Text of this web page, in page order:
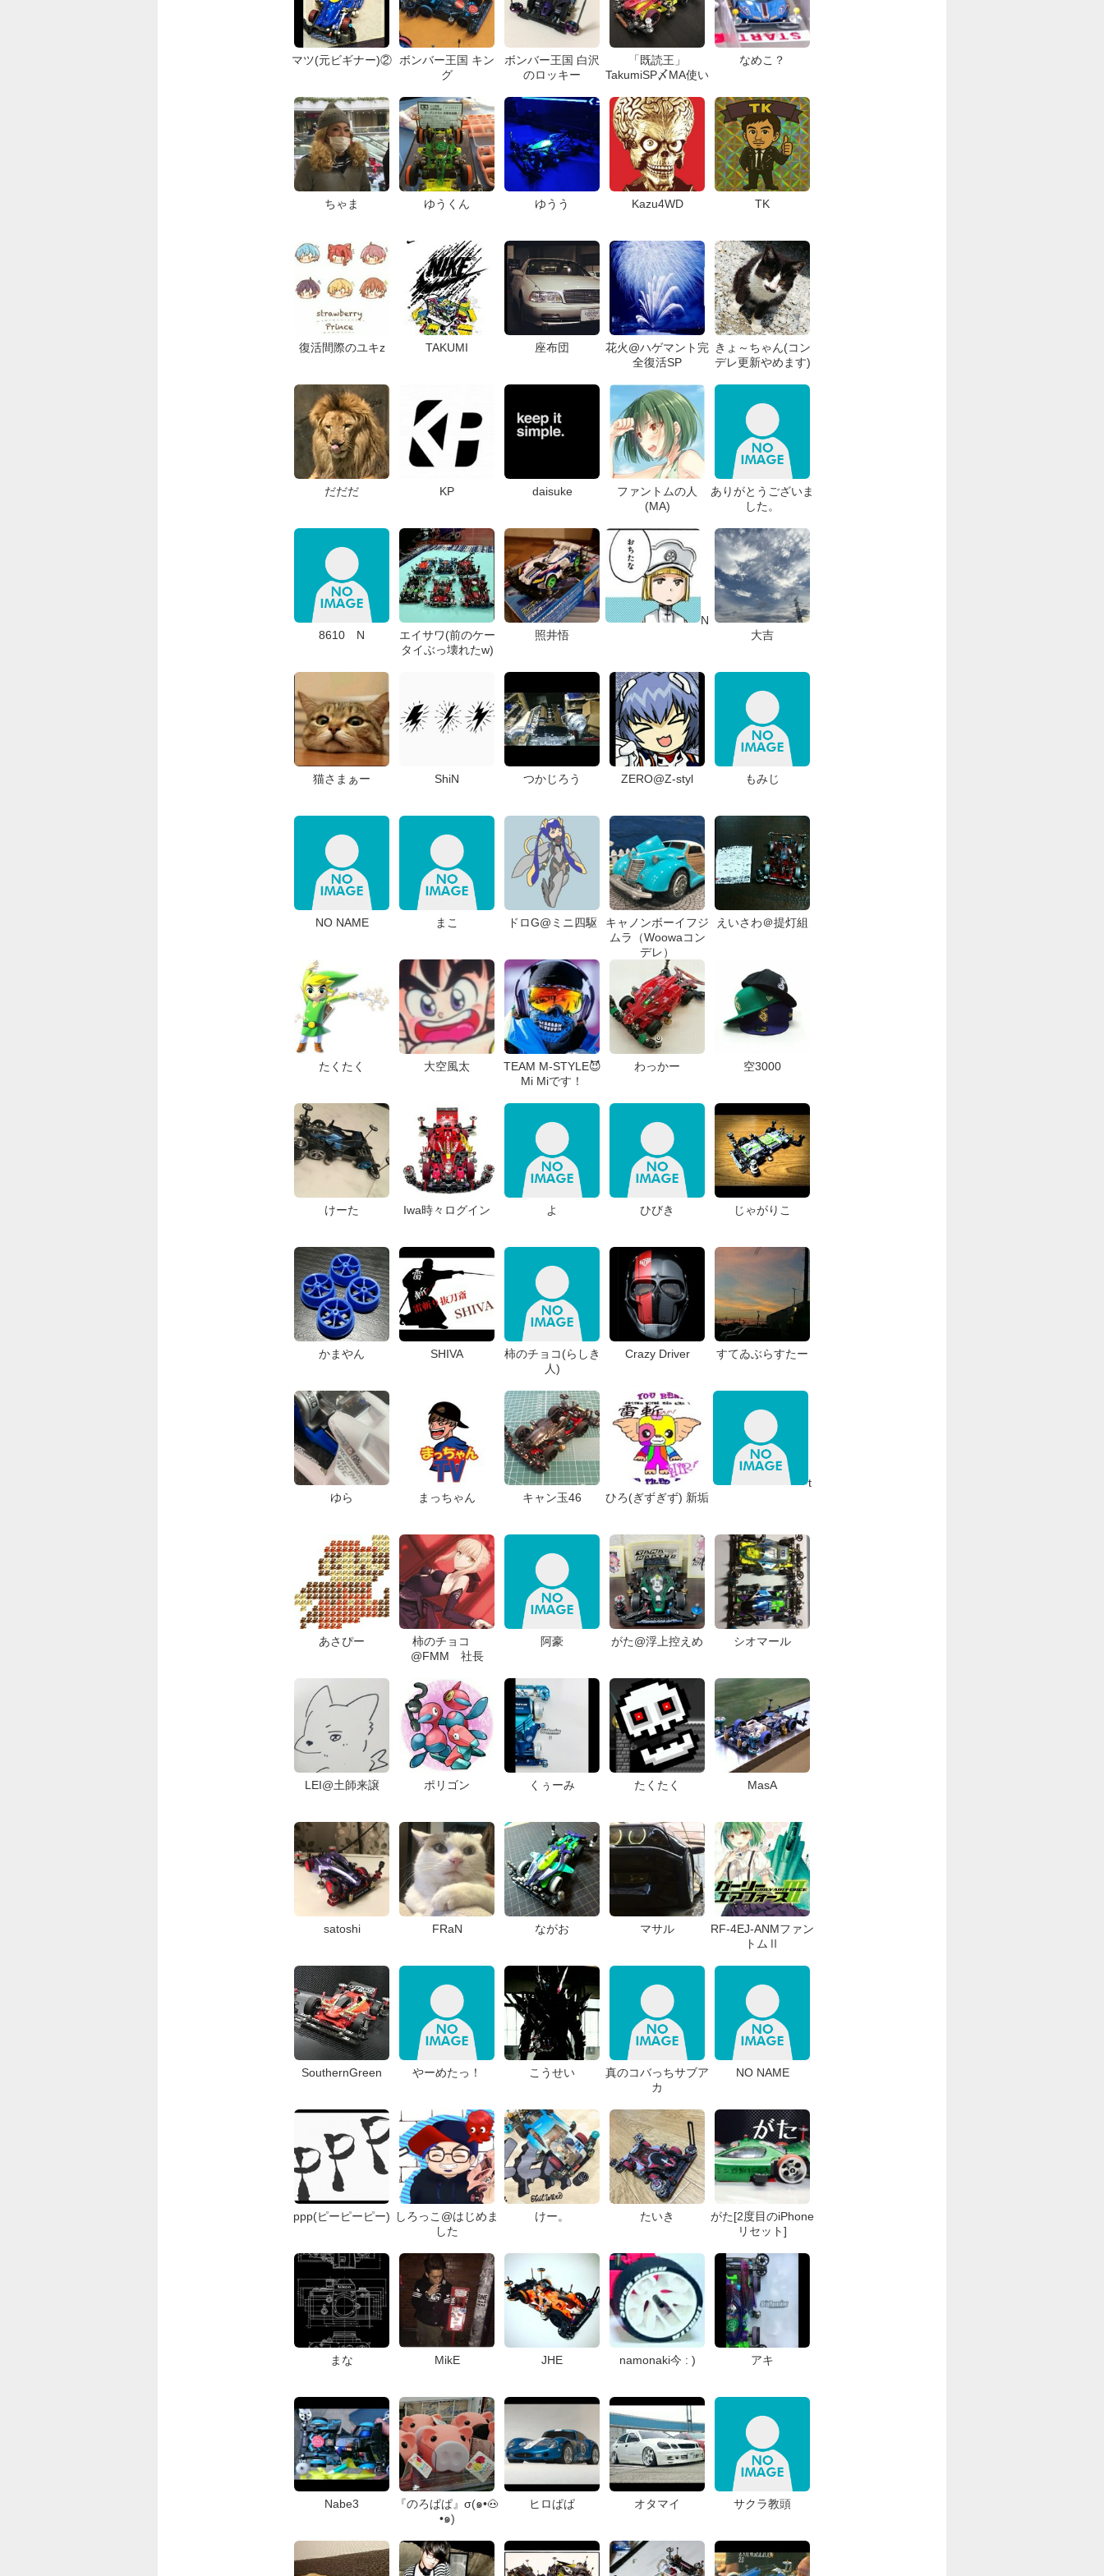
マツ(元ビギナー)②
ボンバー王国 キン
グ
ボンバー王国 白沢
のロッキー
「既読王」
TakumiSP〆MA使い
なめこ？
ちゃま ゆうくん ゆうう Kazu4WD TK
復活間際のユキz TAKUMI 座布団
花火@ハゲマント完
全復活SP
きょ～ちゃん(コン
デレ更新やめます)
だだだ KP daisuke
ファントムの人
(MA)
ありがとうございま
した。
8610 N
エイサワ(前のケー
タイぶっ壊れたw)
照井悟
N
大吉
猫さまぁー ShiN つかじろう ZERO@Z-styl もみじ
NO NAME まこ ドロG@ミニ四駆
キャノンボーイフジ
ムラ（Woowaコン
デレ）
えいさわ＠提灯組
たくたく 大空風太
TEAM M-STYLE😈
Mi Miです！
わっかー 空3000
けーた Iwa時々ログイン よ ひびき じゃがりこ
かまやん SHIVA
柿のチョコ(らしき
人)
Crazy Driver すてゐぶらすたー
ゆら まっちゃん キャン玉46 ひろ(ぎずぎず) 新垢
t
あさぴー
柿のチョコ
@FMM 社長
阿豪 がた@浮上控えめ シオマール
LEI@土師来譲 ポリゴン くぅーみ たくたく MasA
satoshi FRaN ながお マサル
RF-4EJ-ANMファン
トムⅡ
SouthernGreen やーめたっ！ こうせい
真のコバっちサブア
カ
NO NAME
ppp(ピーピーピー)
しろっこ@はじめま
した
けー。 たいき
がた[2度目のiPhone
リセット]
まな MikE JHE namonaki今 : ) アキ
Nabe3
『のろぱぱ』σ(๑•🐽
•๑)
ヒロぱぱ オタマイ サクラ教頭